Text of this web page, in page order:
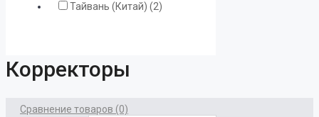
Тайвань (Китай) (2)
Корректоры
Сравнение товаров (0)